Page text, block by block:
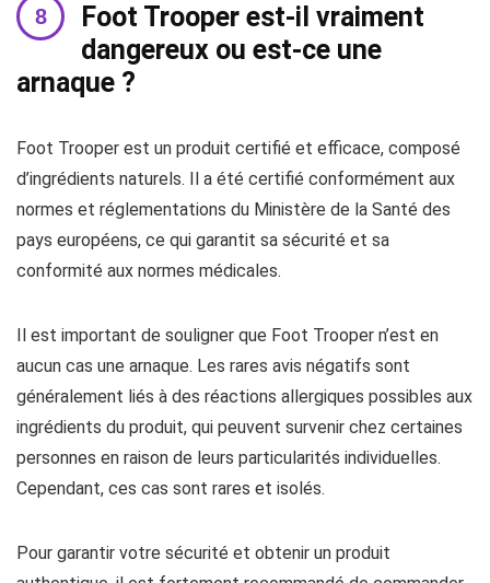
Foot Trooper est-il vraiment
dangereux ou est-ce une
arnaque ?
Foot Trooper est un produit certifié et efficace, composé
d’ingrédients naturels. Il a été certifié conformément aux
normes et réglementations du Ministère de la Santé des
pays européens, ce qui garantit sa sécurité et sa
conformité aux normes médicales.
Il est important de souligner que Foot Trooper n’est en
aucun cas une arnaque. Les rares avis négatifs sont
généralement liés à des réactions allergiques possibles aux
ingrédients du produit, qui peuvent survenir chez certaines
personnes en raison de leurs particularités individuelles.
Cependant, ces cas sont rares et isolés.
Pour garantir votre sécurité et obtenir un produit